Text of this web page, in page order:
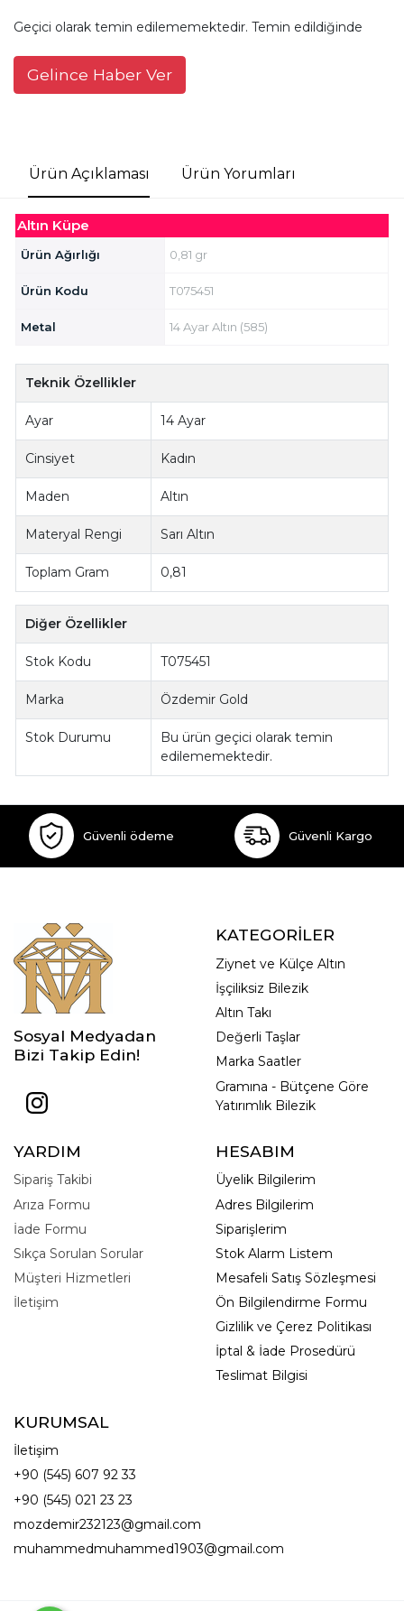
Geçici olarak temin edilememektedir. Temin edildiğinde
Gelince Haber Ver
Ürün Açıklaması Ürün Yorumları
Altın Küpe
Ürün Ağırlığı 0,81 gr
Ürün Kodu T075451
Metal 14 Ayar Altın (585)
Teknik Özellikler
Ayar 14 Ayar
Cinsiyet Kadın
Maden Altın
Materyal Rengi Sarı Altın
Toplam Gram 0,81
Diğer Özellikler
Stok Kodu T075451
Marka Özdemir Gold
Stok Durumu
Bu ürün geçici olarak temin
edilememektedir.
Güvenli ödeme Güvenli Kargo
Sosyal Medyadan
Bizi Takip Edin!
KATEGORİLER
Ziynet ve Külçe Altın
İşçiliksiz Bilezik
Altın Takı
Değerli Taşlar
Marka Saatler
Gramına - Bütçene Göre
Yatırımlık Bilezik
YARDIM
Sipariş Takibi
Arıza Formu
İade Formu
Sıkça Sorulan Sorular
Müşteri Hizmetleri
İletişim
HESABIM
Üyelik Bilgilerim
Adres Bilgilerim
Siparişlerim
Stok Alarm Listem
Mesafeli Satış Sözleşmesi
Ön Bilgilendirme Formu
Gizlilik ve Çerez Politikası
İptal & İade Prosedürü
Teslimat Bilgisi
KURUMSAL
İletişim
+90 (545) 607 92 33
+90 (545) 021 23 23
mozdemir232123@gmail.com
muhammedmuhammed1903@gmail.com